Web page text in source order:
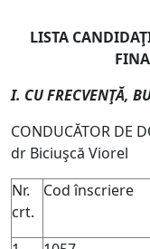
LISTA
I. CU FRECVENŢĂ,
CONDUCĂTOR DE
dr Biciuşcă Viorel
Nr.
crt.
Cod înscriere